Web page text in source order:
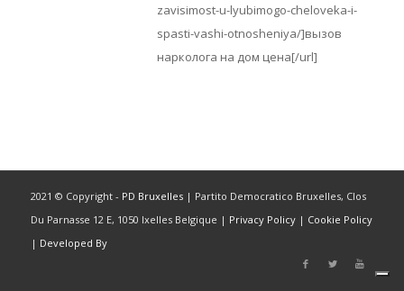
zavisimost-u-lyubimogo-cheloveka-i-
spasti-vashi-otnosheniya/]вызов
нарколога на дом цена[/url]
2021 © Copyright - PD Bruxelles| Partito Democratico Bruxelles, Clos
Du Parnasse 12 E, 1050 Ixelles Belgique | Privacy Policy| Cookie Policy
| Developed By